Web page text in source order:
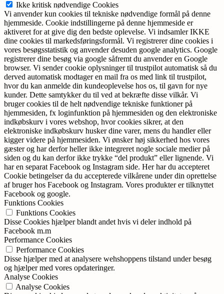
Ikke kritisk nødvendige Cookies
Vi anvender kun cookies til tekniske nødvendige formål på denne
hjemmeside. Cookie indstillingerne på denne hjemmeside er
aktiveret for at give dig den bedste oplevelse. Vi indsamler IKKE
dine cookies til markedsføringsformål. Vi registrerer dine cookies i
vores besøgsstatistik og anvender desuden google analytics. Google
registrerer dine besøg via google såfremt du anvender en Google
browser. Vi sender cookie oplysninger til trustpilot automatisk så du
derved automatisk modtager en mail fra os med link til trustpilot,
hvor du kan anmelde din kundeoplevelse hos os, til gavn for nye
kunder. Dette samtykker du til ved at bekræfte disse vilkår. Vi
bruger cookies til de helt nødvendige tekniske funktioner på
hjemmesiden, fx loginfunktion på hjemmesiden og den elektroniske
indkøbskurv i vores webshop, hvor cookies sikrer, at den
elektroniske indkøbskurv husker dine varer, mens du handler eller
kigger videre på hjemmesiden. Vi ønsker høj sikkerhed hos vores
gæster og har derfor heller ikke integreret nogle sociale medier på
siden og du kan derfor ikke trykke “del produkt” eller lignende. Vi
har en separat Facebook og Instagram side. Her har du accepteret
Cookie betingelser da du accepterede vilkårene under din oprettelse
af bruger hos Facebook og Instagram. Vores produkter er tilknyttet
Facebook og google.
Funktions Cookies
Funktions Cookies
Disse Cookies hjælper blandt andet hvis vi deler indhold på
Facebook m.m
Performance Cookies
Performance Cookies
Disse hjælper med at analysere wehshoppens tilstand under besøg
og hjælper med vores opdateringer.
Analyse Cookies
Analyse Cookies